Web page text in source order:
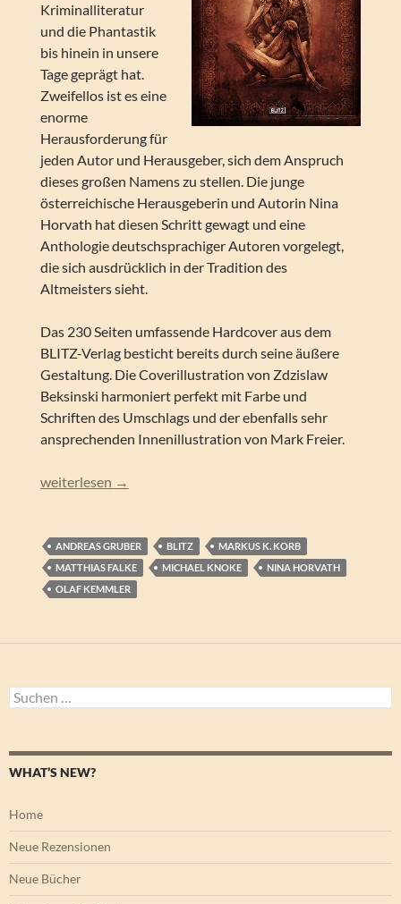
Kriminalliteratur
und die Phantastik
bis hinein in unsere
Tage geprägt hat.
Zweifellos ist es eine
enorme
Herausforderung für
jeden Autor und Herausgeber, sich dem Anspruch
dieses großen Namens zu stellen. Die junge
österreichische Herausgeberin und Autorin Nina
Horvath hat diesen Schritt gewagt und eine
Anthologie deutschsprachiger Autoren vorgelegt,
die sich ausdrücklich in der Tradition des
Altmeisters sieht.
Das 230 Seiten umfassende Hardcover aus dem
BLITZ-Verlag besticht bereits durch seine äußere
Gestaltung. Die Coverillustration von Zdzislaw
Beksinski harmoniert perfekt mit Farbe und
Schriften des Umschlags und der ebenfalls sehr
ansprechenden Innenillustration von Mark Freier.
Andreas Gruber, Matthias Falke, Olaf Kemmler, Markus
weiterlesen →
ANDREAS GRUBER BLITZ
MARKUS K. KORB
MATTHIAS FALKE
MICHAEL KNOKE
NINA HORVATH
OLAF KEMMLER
Suchen
nach:
WHAT’S NEW?
Home
Neue Rezensionen
Neue Bücher